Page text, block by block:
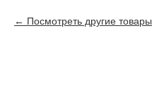
Посмотреть другие товары